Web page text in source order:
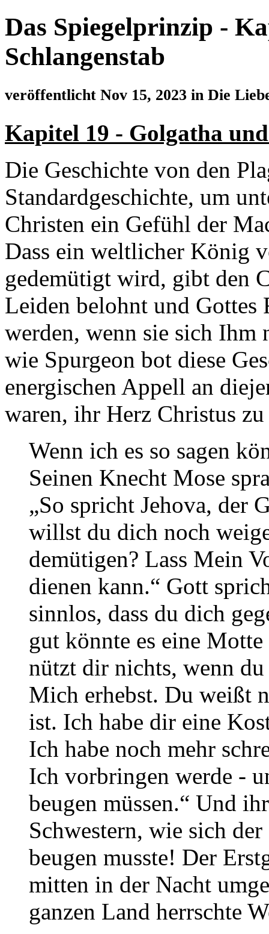
Das Spiegelprinzip -
Schlangenstab
veröffentlicht Nov 15, 2023 in Die
Kapitel 19 - Golgatha
Die Geschichte von den
Standardgeschichte, um
Christen ein Gefühl der
Dass ein weltlicher König
gedemütigt wird, gibt den
Leiden belohnt und Gottes
werden, wenn sie sich Ihm
wie Spurgeon bot diese
energischen Appell an
waren, ihr Herz Christus zu
Wenn ich es so sagen
Seinen Knecht Mose
„So spricht Jehova, der
willst du dich noch
demütigen? Lass Mein
dienen kann.“ Gott
sinnlos, dass du dich
gut könnte es eine
nützt dir nichts, wenn du
Mich erhebst. Du weißt
ist. Ich habe dir eine
Ich habe noch mehr
Ich vorbringen werde -
beugen müssen.“ Und
Schwestern, wie sich
beugen musste! Der
mitten in der Nacht
ganzen Land herrschte